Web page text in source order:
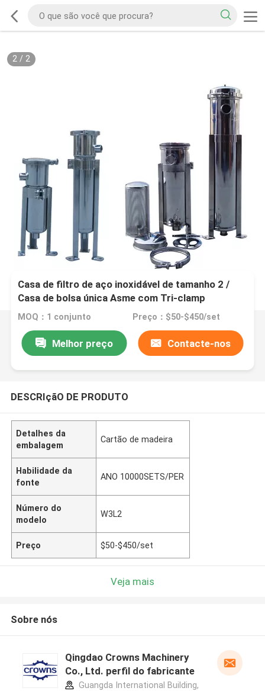
2/ 2
Casa de filtro de aço inoxidável de tamanho 2 /
Casa de bolsa única Asme com Tri-clamp
MOQ：1 conjunto Preço：$50-$450/set
Melhor preço Contacte-nos
DESCRIçãO DE PRODUTO
Detalhes da
embalagem
Cartão de madeira
Habilidade da
fonte
ANO 10000SETS/PER
Número do
modelo
W3L2
Preço $50-$450/set
Veja mais
Sobre nós
Qingdao Crowns Machinery
Co., Ltd. perfil do fabricante
Guangda International Building,